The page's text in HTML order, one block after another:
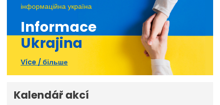
інформаційна україна
Informace
Ukrajina
Více / більше
Kalendář akcí